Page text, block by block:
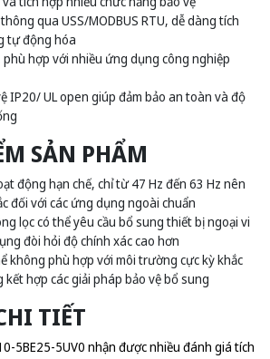
qua USS/MODBUS RTU, dễ dàng tích
tự động hóa
phù hợp với nhiều ứng dụng công nghiệp
IP20/ UL open giúp đảm bảo an toàn và độ
SẢN PHẨM
động hạn chế, chỉ từ 47 Hz đến 63 Hz nên
đối với các ứng dụng ngoài chuẩn
lọc có thể yêu cầu bổ sung thiết bị ngoại vi
đòi hỏi độ chính xác cao hơn
không phù hợp với môi trường cực kỳ khắc
hợp các giải pháp bảo vệ bổ sung
TIẾT
5BE25-5UV0 nhận được nhiều đánh giá tích